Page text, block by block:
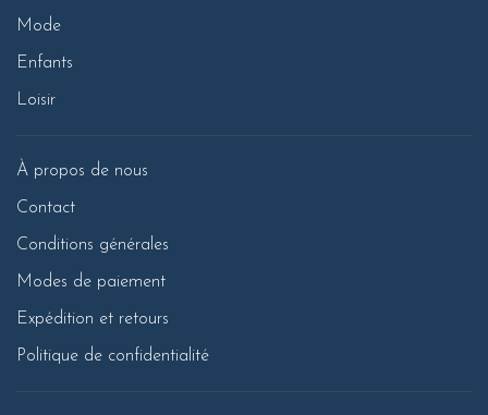
Mode
Enfants
Loisir
À propos de nous
Contact
Conditions générales
Modes de paiement
Expédition et retours
Politique de confidentialité